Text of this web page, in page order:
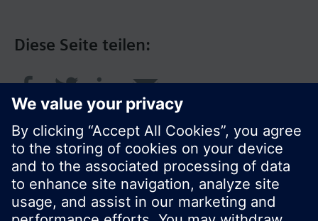
Diese Seite teilen: